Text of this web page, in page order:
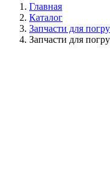
Главная
Каталог
Запчасти для
Запчасти для